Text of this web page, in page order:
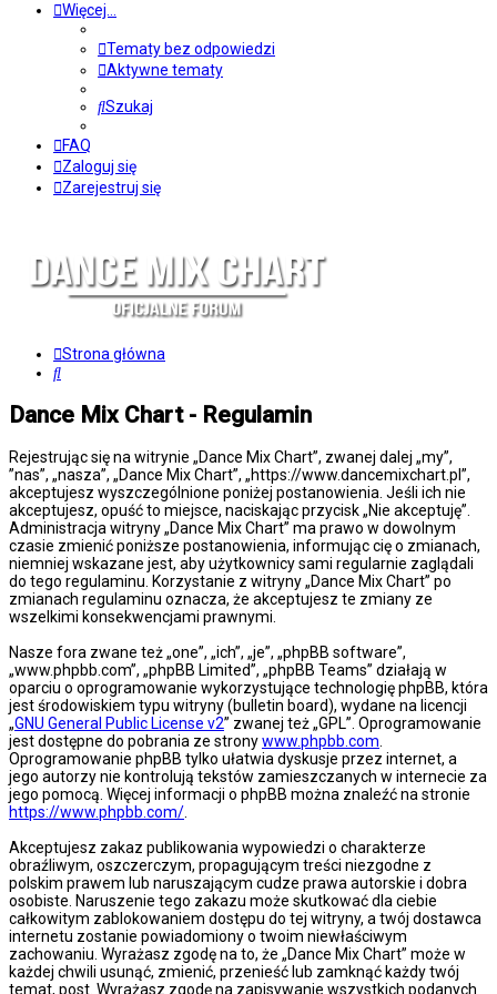
Więcej…
Tematy bez odpowiedzi
Aktywne tematy
Szukaj
FAQ
Zaloguj się
Zarejestruj się
Strona główna
Szukaj
Dance Mix Chart - Regulamin
Rejestrując się na witrynie „Dance Mix Chart”, zwanej dalej „my”,
”nas”, „nasza”, „Dance Mix Chart”, „https://www.dancemixchart.pl”,
akceptujesz wyszczególnione poniżej postanowienia. Jeśli ich nie
akceptujesz, opuść to miejsce, naciskając przycisk „Nie akceptuję”.
Administracja witryny „Dance Mix Chart” ma prawo w dowolnym
czasie zmienić poniższe postanowienia, informując cię o zmianach,
niemniej wskazane jest, aby użytkownicy sami regularnie zaglądali
do tego regulaminu. Korzystanie z witryny „Dance Mix Chart” po
zmianach regulaminu oznacza, że akceptujesz te zmiany ze
wszelkimi konsekwencjami prawnymi.
Nasze fora zwane też „one”, „ich”, „je”, „phpBB software”,
„www.phpbb.com”, „phpBB Limited”, „phpBB Teams” działają w
oparciu o oprogramowanie wykorzystujące technologię phpBB, która
jest środowiskiem typu witryny (bulletin board), wydane na licencji
„GNU General Public License v2” zwanej też „GPL”. Oprogramowanie
jest dostępne do pobrania ze stronywww.phpbb.com
Oprogramowanie phpBB tylko ułatwia dyskusje przez internet, a
jego autorzy nie kontrolują tekstów zamieszczanych w internecie za
jego pomocą. Więcej informacji o phpBB można znaleźć na stronie
https://www.phpbb.com/
Akceptujesz zakaz publikowania wypowiedzi o charakterze
obraźliwym, oszczerczym, propagującym treści niezgodne z
polskim prawem lub naruszającym cudze prawa autorskie i dobra
osobiste. Naruszenie tego zakazu może skutkować dla ciebie
całkowitym zablokowaniem dostępu do tej witryny, a twój dostawca
internetu zostanie powiadomiony o twoim niewłaściwym
zachowaniu. Wyrażasz zgodę na to, że „Dance Mix Chart” może w
każdej chwili usunąć, zmienić, przenieść lub zamknąć każdy twój
temat, post. Wyrażasz zgodę na zapisywanie wszystkich podanych